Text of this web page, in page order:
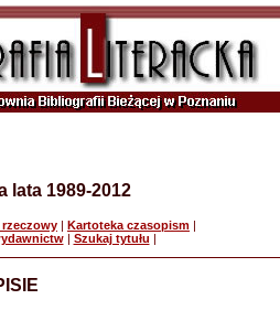
lata 1989-2012
rzeczowy | Kartoteka czasopism |
| Szukaj tytułu |